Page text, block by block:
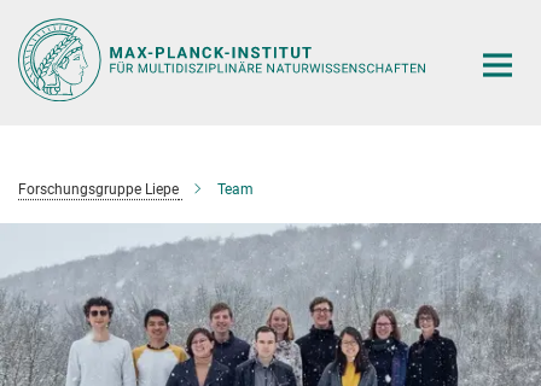
Hauptinhalt
Forschungsgruppe Liepe Team